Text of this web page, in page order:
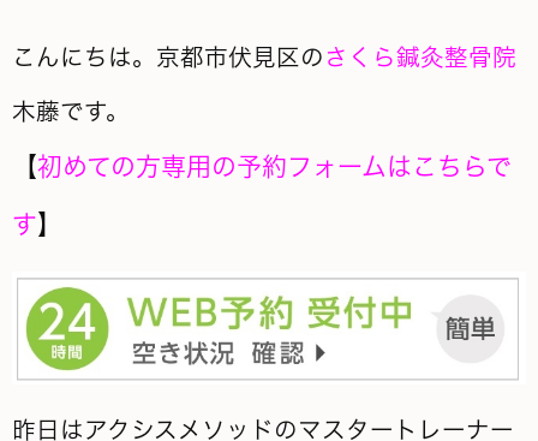
こんにちは。京都市伏見区の さくら鍼灸整骨院
木藤です。
【初めての方専用の予約フォームはこちらで
す】
昨日はアクシスメソッドのマスタートレーナー